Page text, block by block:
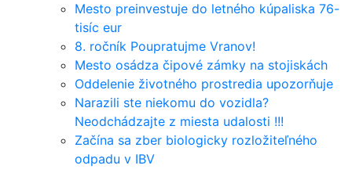
Mesto preinvestuje do letného kúpaliska 76-
tisíc eur
8. ročník Poupratujme Vranov!
Mesto osádza čipové zámky na stojiskách
Oddelenie životného prostredia upozorňuje
Narazili ste niekomu do vozidla?
Neodchádzajte z miesta udalosti !!!
Začína sa zber biologicky rozložiteľného
odpadu v IBV